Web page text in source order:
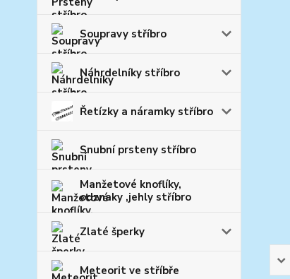
Soupravy stříbro
Náhrdelníky stříbro
Řetízky a náramky stříbro
Snubní prsteny stříbro
Manžetové knoflíky,
odznaky ,jehly stříbro
Zlaté šperky
Meteorit ve stříbře